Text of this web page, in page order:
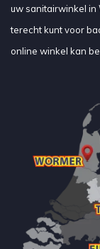
uw sanitairwinkel in
terecht kunt voor
online winkel kan